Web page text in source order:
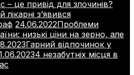
– це привід для злочинів?
лікарні з’явився
24.06.2022Проблеми
низькі ціни на зерно, але
Гарний відпочинок у
4 незабутніх місця в